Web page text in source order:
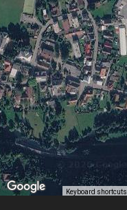
Keyboard shortcuts